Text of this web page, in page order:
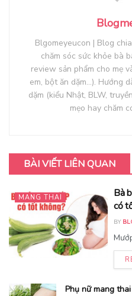
Blgomeyeucon | Blog
chăm sóc sức khỏe bà
review sản phẩm cho mẹ
em, bột ăn dặm...). Hướng
dặm (kiểu Nhật, BLW,
mẹo hay chăm
BÀI VIẾT LIÊN QUAN
MANG THAI
Bà
có
BY
Phụ nữ mang